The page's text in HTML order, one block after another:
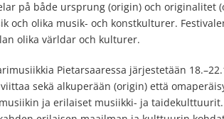
på både ursprung (origin) och originalitet
och olika musik- och konstkulturer.
olika världar och kulturer.
Pietarsaaressa järjestetään
sekä alkuperään (origin) että
ja erilaiset musiikki- ja